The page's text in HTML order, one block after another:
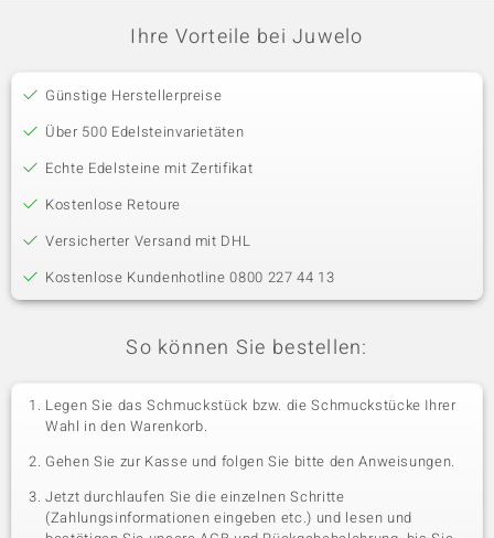
Ihre Vorteile bei Juwelo
Günstige Herstellerpreise
Über 500 Edelsteinvarietäten
Echte Edelsteine mit Zertifikat
Kostenlose Retoure
Versicherter Versand mit DHL
Kostenlose Kundenhotline 0800 227 44 13
So können Sie bestellen:
Legen Sie das Schmuckstück bzw. die Schmuckstücke Ihrer
Wahl in den Warenkorb.
Gehen Sie zur Kasse und folgen Sie bitte den Anweisungen.
Jetzt durchlaufen Sie die einzelnen Schritte
(Zahlungsinformationen eingeben etc.) und lesen und